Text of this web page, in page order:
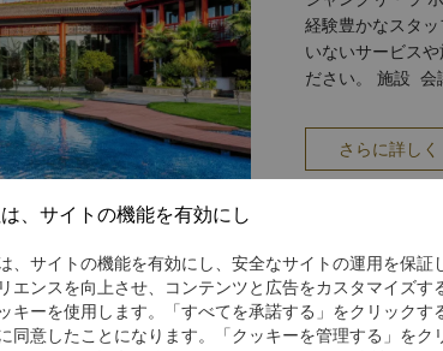
経験豊かなスタ
いないサービス
ださい。 施設 会議設備 バリアフリー施設 インターネット ラウンジ 禁煙ルーム
料） サービス スイートでのバトラーサービス 無料靴磨きサービス エクスプレス
チェックイン/チェックアウト IT バトラーサー
ス 郵便・宅配便サービス 禁煙サービス（ホテル内のすべてのエリアで喫煙は禁止
軒、バ
さらに詳しく
、サイトの機能を有効にし
、サイトの機能を有効にし、安全なサイトの運用を保証
エンスを向上させ、コンテンツと広告をカスタマイズす
キーを使用します。「すべてを承諾する」をクリックす
同意したことになります。「クッキーを管理する」をク